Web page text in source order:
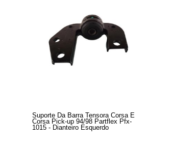
Suporte Da Barra Tensora Corsa E
Corsa Pick-up 94/98 Partflex Pfx-
1015 - Dianteiro Esquerdo